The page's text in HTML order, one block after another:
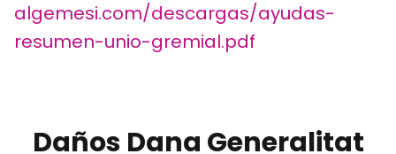
algemesi.com/descargas/ayudas-
resumen-unio-gremial.pdf
Daños Dana Generalitat